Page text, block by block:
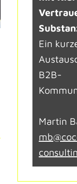
Ein
B2B-
Martin